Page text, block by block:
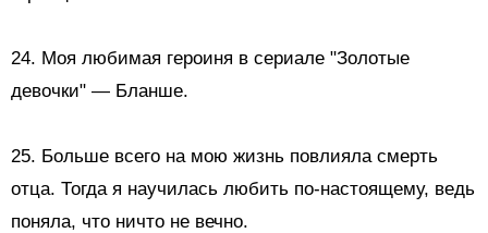
24. Моя любимая героиня в сериале "Золотые
девочки" — Бланше.
25. Больше всего на мою жизнь повлияла смерть
отца. Тогда я научилась любить по-настоящему, ведь
поняла, что ничто не вечно.